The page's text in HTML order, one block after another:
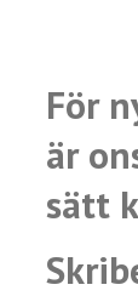
För
är
sätt